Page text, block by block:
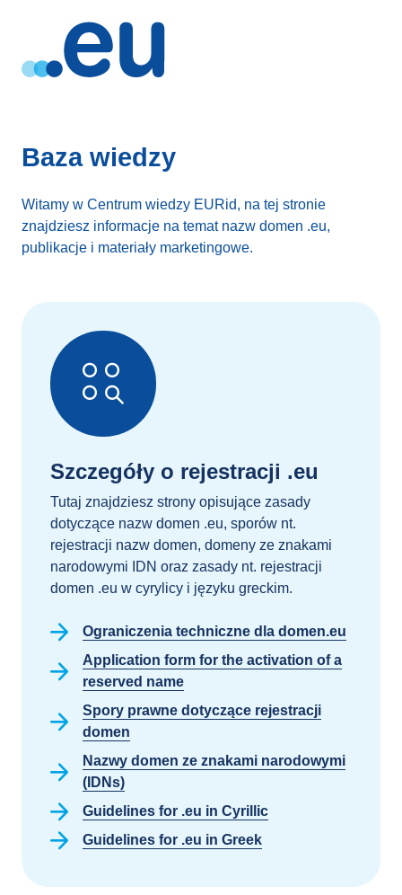
Baza wiedzy
Witamy w Centrum wiedzy EURid, na tej stronie
znajdziesz informacje na temat nazw domen .eu,
publikacje i materiały marketingowe.
Szczegóły o rejestracji .eu
Tutaj znajdziesz strony opisujące zasady
dotyczące nazw domen .eu, sporów nt.
rejestracji nazw domen, domeny ze znakami
narodowymi IDN oraz zasady nt. rejestracji
domen .eu w cyrylicy i języku greckim.
Ograniczenia techniczne dla domen.eu
Application form for the activation of a
reserved name
Spory prawne dotyczące rejestracji
domen
Nazwy domen ze znakami narodowymi
(IDNs)
Guidelines for .eu in Cyrillic
Guidelines for .eu in Greek